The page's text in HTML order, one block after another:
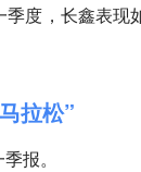
度，长鑫表
拉松”
报。